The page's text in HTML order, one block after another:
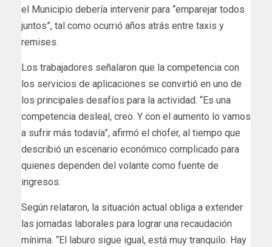
el Municipio debería intervenir para “emparejar todos
juntos”, tal como ocurrió años atrás entre taxis y
remises.
Los trabajadores señalaron que la competencia con
los servicios de aplicaciones se convirtió en uno de
los principales desafíos para la actividad. “Es una
competencia desleal, creo. Y con el aumento lo vamos
a sufrir más todavía”, afirmó el chofer, al tiempo que
describió un escenario económico complicado para
quienes dependen del volante como fuente de
ingresos.
Según relataron, la situación actual obliga a extender
las jornadas laborales para lograr una recaudación
mínima. “El laburo sigue igual, está muy tranquilo. Hay